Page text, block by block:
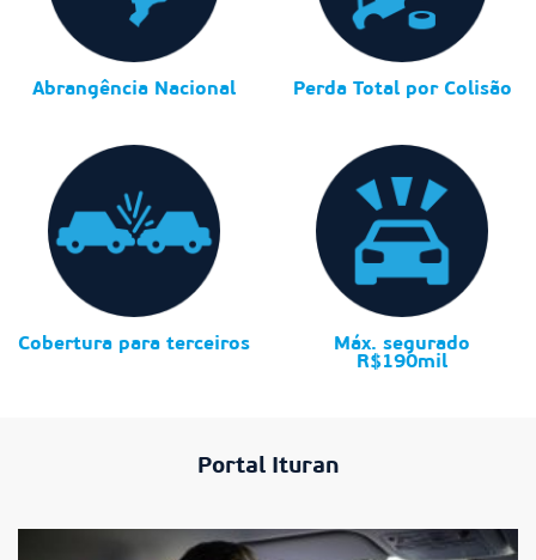
Abrangência Nacional Perda Total por Colisão
Cobertura para terceiros
Máx. segurado
R$190mil
Portal Ituran